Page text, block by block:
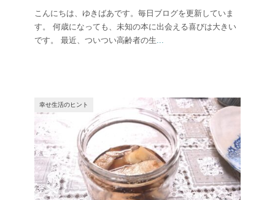
こんにちは、ゆきばあです。毎日ブログを更新していま
す。 何歳になっても、未知の本に出会える喜びは大きい
です。 最近、ついつい高齢者の生...
幸せ生活のヒント